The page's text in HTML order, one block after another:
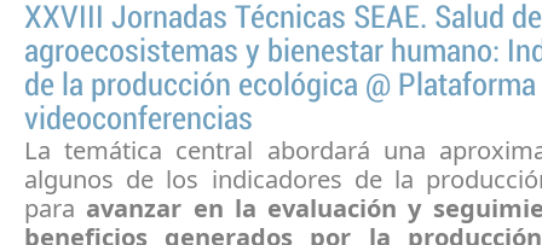
XXVIII Jornadas Técnicas SEAE. Salud
agroecosistemas y bienestar humano:
de la producción ecológica @ Plataforma
videoconferencias
La temática central abordará una
algunos de los indicadores de la
para avanzar en la evaluación y
beneficios generados por la